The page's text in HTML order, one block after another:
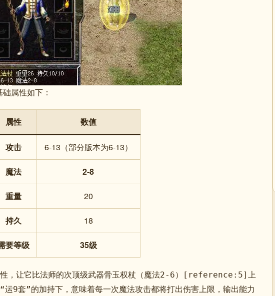
属性如下：
属性 数值
攻击 6-13（部分版本为6-13）
魔法 2-8
重量 20
持久 18
要等级 35级
，让它比法师的次顶级武器骨玉权杖（魔法2-6）[reference:5]上
运9套”的加持下，意味着每一次魔法攻击都将打出伤害上限，输出能力